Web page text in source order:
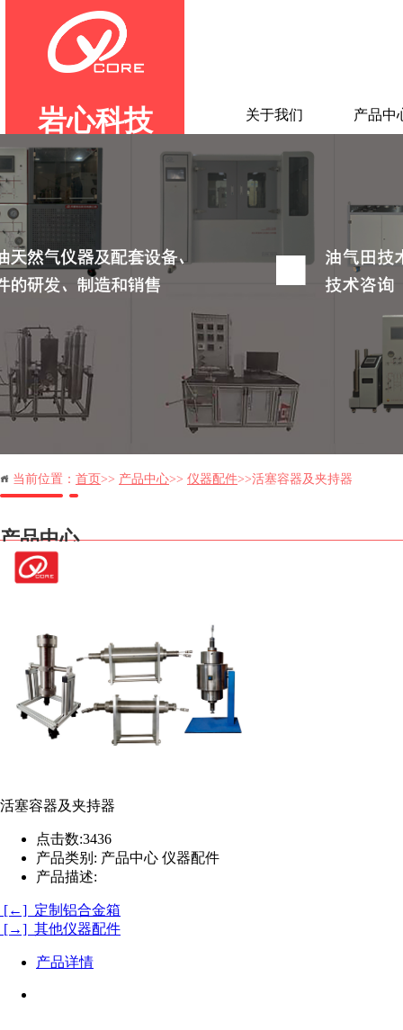
首页 关于我们 产品中
岩心科技
产品中心
当前位置： 首页 >> 产品中心>> 仪器配件>>活塞容器及夹持器
活塞容器及夹持器
点击数:3436
产品类别: 产品中心 仪器配件
产品描述:
[←] 定制铝合金箱
[→] 其他仪器配件
产品详情
技有限公司
刘经理/13880831373何经理
市新都区兴能路联东U谷成都新都国际企业港9栋